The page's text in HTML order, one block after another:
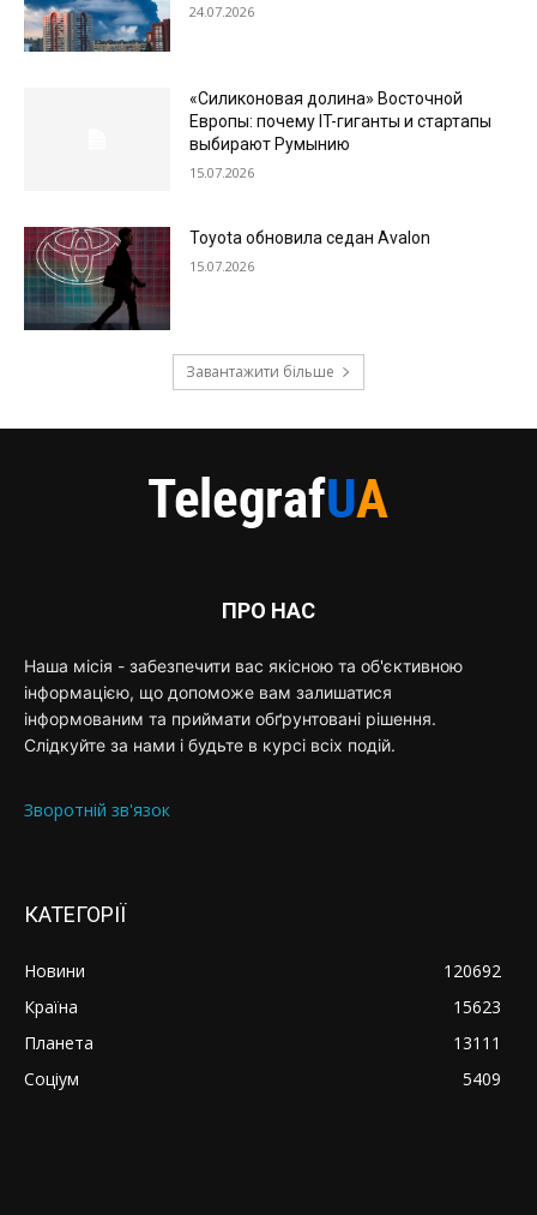
24.07.2026
«Силиконовая долина» Восточной
Европы: почему IT-гиганты и стартапы
выбирают Румынию
15.07.2026
Toyota обновила седан Avalon
15.07.2026
Завантажити більше
ПРО НАС
Наша місія - забезпечити вас якісною та об'єктивною
інформацією, що допоможе вам залишатися
інформованим та приймати обґрунтовані рішення.
Слідкуйте за нами і будьте в курсі всіх подій.
Зворотній зв'язок
КАТЕГОРІЇ
Новини
120692
Країна
15623
Планета
13111
Соціум
5409